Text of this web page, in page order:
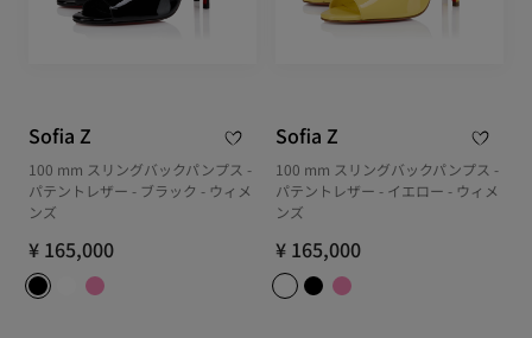
Sofia Z
100 mm スリングバックパンプス -
パテントレザー - ブラック - ウィメ
ンズ
¥ 165,000
Sofia Z
100 mm スリングバックパンプス -
パテントレザー - イエロー - ウィメ
ンズ
¥ 165,000